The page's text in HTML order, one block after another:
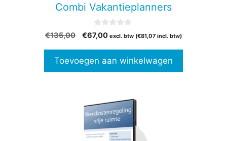
Combi Vakantieplanners
0
v
5
€135,00
Oorspronkelijke
€135,00.
€67,00Huidige
€67,00.
excl. btw (€81,07 incl. btw)
Toevoegen aan winkelwagen